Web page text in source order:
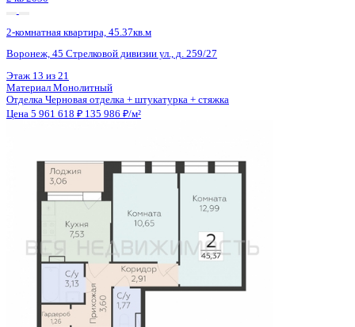
Сдан
Воронеж, Теплоэнергетиков ул., д. 17 к.3
Монолитный
Отделка
Черновая отделка + штукатурка + стяжка
Цена 5 950 800 ₽
110 898 ₽/м²